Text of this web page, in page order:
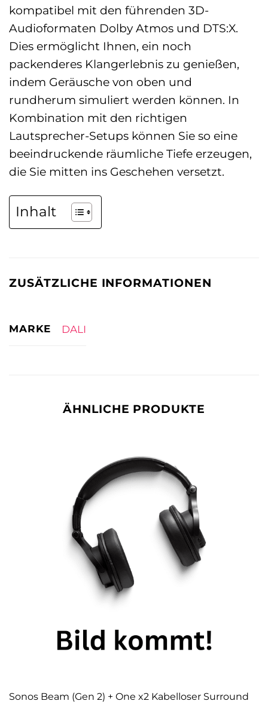
kompatibel mit den führenden 3D-
Audioformaten Dolby Atmos und DTS:X.
Dies ermöglicht Ihnen, ein noch
packenderes Klangerlebnis zu genießen,
indem Geräusche von oben und
rundherum simuliert werden können. In
Kombination mit den richtigen
Lautsprecher-Setups können Sie so eine
beeindruckende räumliche Tiefe erzeugen,
die Sie mitten ins Geschehen versetzt.
Inhalt
ZUSÄTZLICHE INFORMATIONEN
MARKE DALI
ÄHNLICHE PRODUKTE
Sonos Beam (Gen 2) + One x2 Kabelloser Surround